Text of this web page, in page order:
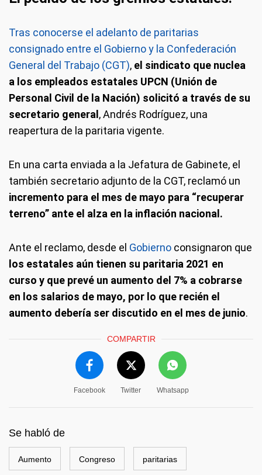
Tras conocerse el adelanto de paritarias
consignado entre el Gobierno y la Confederación
General del Trabajo (CGT), el sindicato que nuclea
a los empleados estatales UPCN (Unión de
Personal Civil de la Nación) solicitó a través de su
secretario general , Andrés Rodríguez, una
reapertura de la paritaria vigente.
En una carta enviada a la Jefatura de Gabinete, el
también secretario adjunto de la CGT, reclamó un
incremento para el mes de mayo para “recuperar
terreno” ante el alza en la inflación nacional.
Ante el reclamo, desde el Gobierno consignaron que
los estatales aún tienen su paritaria 2021 en
curso y que prevé un aumento del 7% a cobrarse
en los salarios de mayo, por lo que recién el
aumento debería ser discutido en el mes de junio.
COMPARTIR
Facebook Twitter Whatsapp
Se habló de
Aumento Congreso paritarias